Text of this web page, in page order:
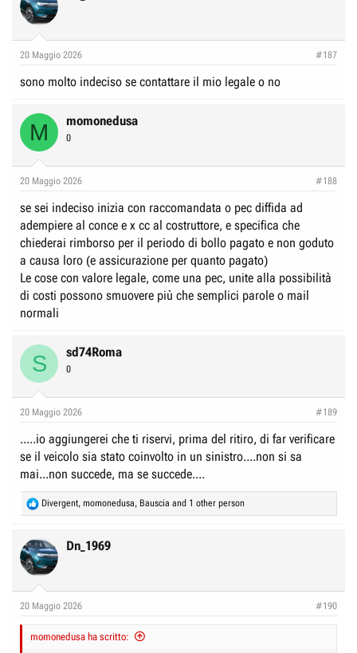
20 Maggio 2026 #187
sono molto indeciso se contattare il mio legale o no
M momonedusa
0
20 Maggio 2026 #188
se sei indeciso inizia con raccomandata o pec diffida ad
adempiere al conce e x cc al costruttore, e specifica che
chiederai rimborso per il periodo di bollo pagato e non goduto
a causa loro (e assicurazione per quanto pagato)
Le cose con valore legale, come una pec, unite alla possibilità
di costi possono smuovere più che semplici parole o mail
normali
S sd74Roma
0
20 Maggio 2026 #189
.....io aggiungerei che ti riservi, prima del ritiro, di far verificare
se il veicolo sia stato coinvolto in un sinistro....non si sa
mai...non succede, ma se succede....
R
e
c
t
i
s
Divergent, momonedusa, Bauscia and 1 other person
Dn_1969
20 Maggio 2026 #190
momonedusa ha scritto: